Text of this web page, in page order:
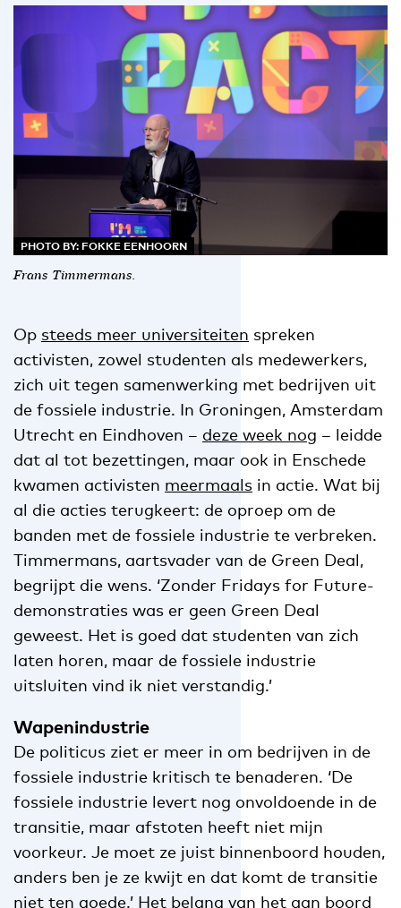
PHOTO BY: FOKKE EENHOORN
Frans Timmermans.
Op steeds meer universiteiten spreken
activisten, zowel studenten als medewerkers,
zich uit tegen samenwerking met bedrijven uit
de fossiele industrie. In Groningen, Amsterdam
Utrecht en Eindhoven – deze week nog – leidde
dat al tot bezettingen, maar ook in Enschede
kwamen activisten meermaals in actie. Wat bij
al die acties terugkeert: de oproep om de
banden met de fossiele industrie te verbreken.
Timmermans, aartsvader van de Green Deal,
begrijpt die wens. ‘Zonder Fridays for Future-
demonstraties was er geen Green Deal
geweest. Het is goed dat studenten van zich
laten horen, maar de fossiele industrie
uitsluiten vind ik niet verstandig.’
Wapenindustrie
De politicus ziet er meer in om bedrijven in de
fossiele industrie kritisch te benaderen. ‘De
fossiele industrie levert nog onvoldoende in de
transitie, maar afstoten heeft niet mijn
voorkeur. Je moet ze juist binnenboord houden,
anders ben je ze kwijt en dat komt de transitie
niet ten goede.’ Het belang van het aan boord